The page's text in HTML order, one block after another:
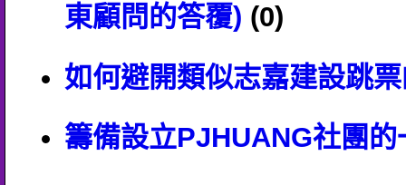
東顧問的答覆) (0)
如何避開類似志嘉建設跳
籌備設立PJHUANG社團的